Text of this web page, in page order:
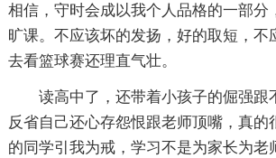
相信，守时会成以我个人品格的一部分
旷课。不应该坏的发扬，好的取短，不
去看篮球赛还理直气壮。
读高中了，还带着小孩子的倔强跟
反省自己还心存怨恨跟老师顶嘴，真的
的同学引我为戒，学习不是为家长为老